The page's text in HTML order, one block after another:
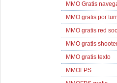
MMO Gratis
MMO gratis por
MMO gratis red
MMO gratis
MMO gratis texto
MMOFPS